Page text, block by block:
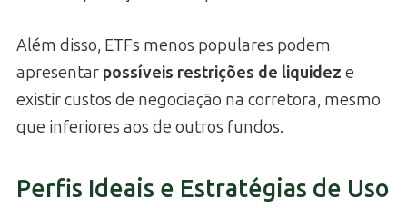
Além disso, ETFs menos populares podem
apresentar possíveis restrições de liquidez e
existir custos de negociação na corretora, mesmo
que inferiores aos de outros fundos.
Perfis Ideais e Estratégias de Uso